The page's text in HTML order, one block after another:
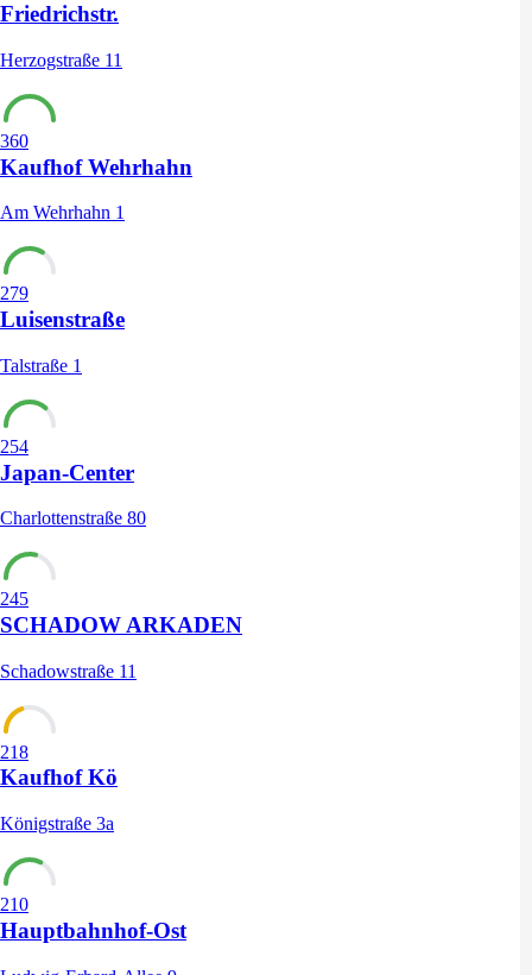
Friedrichstr.
Herzogstraße 11
360
Kaufhof Wehrhahn
Am Wehrhahn 1
279
Luisenstraße
Talstraße 1
254
Japan-Center
Charlottenstraße 80
245
SCHADOW ARKADEN
Schadowstraße 11
218
Kaufhof Kö
Königstraße 3a
210
Hauptbahnhof-Ost